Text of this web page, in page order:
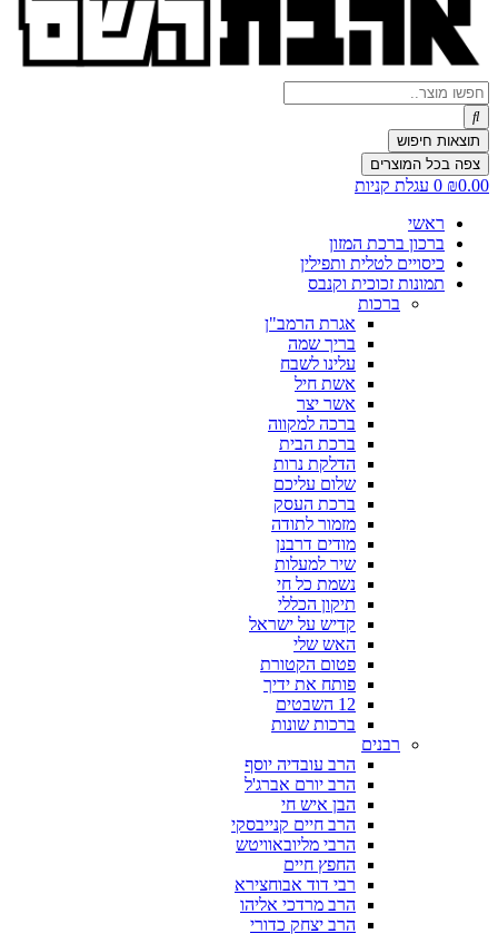
Search
...
תוצאות חיפוש
צפה בכל המוצרים
₪0.00
0 עגלת קניות
ראשי
ברכון ברכת המזון
כיסויים לטלית ותפילין
תמונות זכוכית וקנבס
ברכות
אגרת הרמב"ן
בריך שמה
עלינו לשבח
אשת חיל
אשר יצר
ברכה למקווה
ברכת הבית
הדלקת נרות
שלום עליכם
ברכת העסק
מזמור לתודה
מודים דרבנן
שיר למעלות
נשמת כל חי
תיקון הכללי
קדיש על ישראל
האש שלי
פטום הקטורת
פותח את ידיך
12 השבטים
ברכות שונות
רבנים
הרב עובדיה יוסף
הרב יורם אברג'ל
הבן איש חי
הרב חיים קנייבסקי
הרבי מליובאוויטש
החפץ חיים
רבי דוד אבוחצירא
הרב מרדכי אליהו
הרב יצחק כדורי